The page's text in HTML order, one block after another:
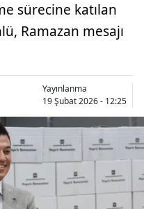
sürecine katılan
Ramazan mesajı
Yayınlanma
19 Şubat 2026 - 12:25